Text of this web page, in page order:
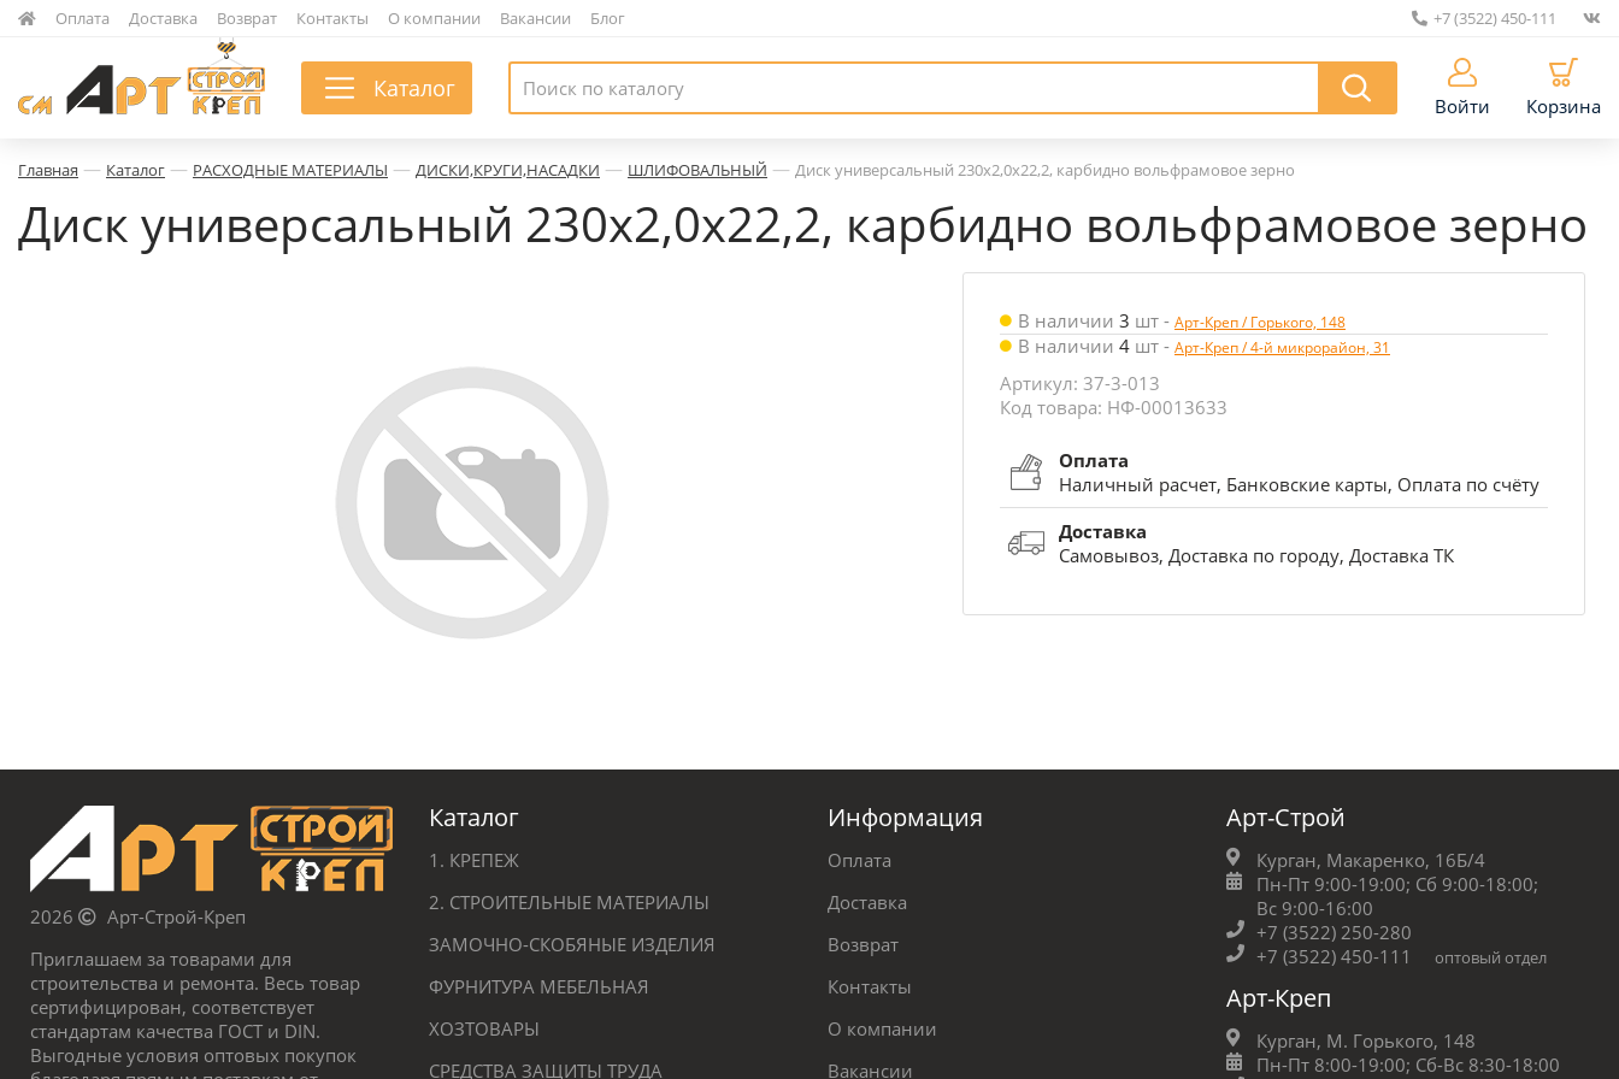
Оплата Доставка Возврат Контакты О компании Вакансии Блог +7 (3522) 450-111
Каталог
Войти Корзина
Главная — Каталог — РАСХОДНЫЕ МАТЕРИАЛЫ — ДИСКИ,КРУГИ,НАСАДКИ — ШЛИФОВАЛЬНЫЙ — Диск универсальный 230х2,0х22,2, карбидно вольфрамовое зерно
Диск универсальный 230х2,0х22,2, карбидно вольфрамовое зерно
В наличии 3 шт - Арт-Креп / Горького, 148
В наличии 4 шт - Арт-Креп / 4-й микрорайон, 31
Артикул: 37-3-013
Код товара: НФ-00013633
Оплата
Наличный расчет, Банковские карты, Оплата по счёту
Доставка
Самовывоз, Доставка по городу, Доставка ТК
2026
Арт-Строй-Креп
Приглашаем за товарами для
строительства и ремонта. Весь товар
сертифицирован, соответствует
стандартам качества ГОСТ и DIN.
Выгодные условия оптовых покупок
Каталог
1. КРЕПЕЖ
2. СТРОИТЕЛЬНЫЕ МАТЕРИАЛЫ
ЗАМОЧНО-СКОБЯНЫЕ ИЗДЕЛИЯ
ФУРНИТУРА МЕБЕЛЬНАЯ
ХОЗТОВАРЫ
СРЕДСТВА ЗАЩИТЫ ТРУДА
Информация
Оплата
Доставка
Возврат
Контакты
О компании
Вакансии
Арт-Строй
Курган, Макаренко, 16Б/4
Пн-Пт 9:00-19:00; Сб 9:00-18:00;
Вс 9:00-16:00
+7 (3522) 250-280
+7 (3522) 450-111
оптовый отдел
Арт-Креп
Курган, М. Горького, 148
Пн-Пт 8:00-19:00; Сб-Вс 8:30-18:00